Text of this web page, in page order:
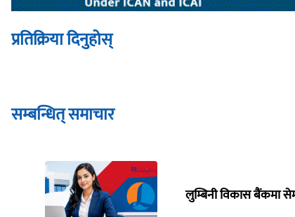
प्रतिक्रिया दिनुहोस्
सम्बन्धित् समाचार
लुम्बिनी विकास बैंकमा